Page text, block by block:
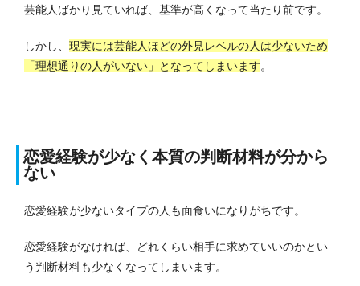
芸能人ばかり見ていれば、基準が高くなって当たり前です。
しかし、 現実には芸能人ほどの外見レベルの人は少ないため
「理想通りの人がいない」となってしまいます。
恋愛経験が少なく本質の判断材料が分から
ない
恋愛経験が少ないタイプの人も面食いになりがちです。
恋愛経験がなければ、どれくらい相手に求めていいのかとい
う判断材料も少なくなってしまいます。